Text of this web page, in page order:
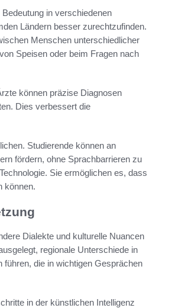
in verschiedenen
Ländern besser zurechtzufinden.
Menschen unterschiedlicher
Speisen oder beim Fragen nach
können präzise Diagnosen
Dies verbessert die
Studierende können an
fördern, ohne Sprachbarrieren zu
Sie ermöglichen es, dass
können.
Dialekte und kulturelle Nuancen
regionale Unterschiede in
die in wichtigen Gesprächen
in der künstlichen Intelligenz